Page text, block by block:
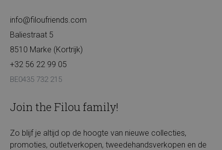
info@filoufriends.com
Baliestraat 5
8510 Marke (Kortrijk)
+32 56 22 99 05
BE0435 732 215
Join the Filou family!
Zo blijf je altijd op de hoogte van nieuwe collecties,
promoties, outletverkopen, tweedehandsverkopen en de